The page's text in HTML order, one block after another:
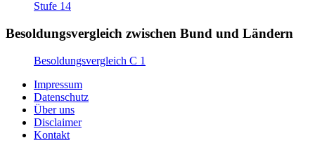
Stufe 14
Besoldungsvergleich zwischen Bund und Ländern
Besoldungsvergleich C 1
Impressum
Datenschutz
Über uns
Disclaimer
Kontakt